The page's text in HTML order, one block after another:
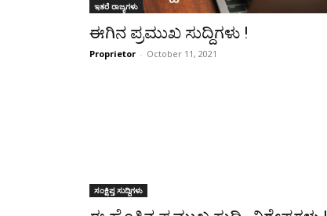
ಇತರೆ ರಾಜ್ಯಗಳು
ಈಗಿನ ಪ್ರಮುಖ ಸುದ್ದಿಗಳು !
Proprietor - October 11, 2021
ಸಂಕ್ಷಿಪ್ತ ಸುದ್ದಿಗಳು